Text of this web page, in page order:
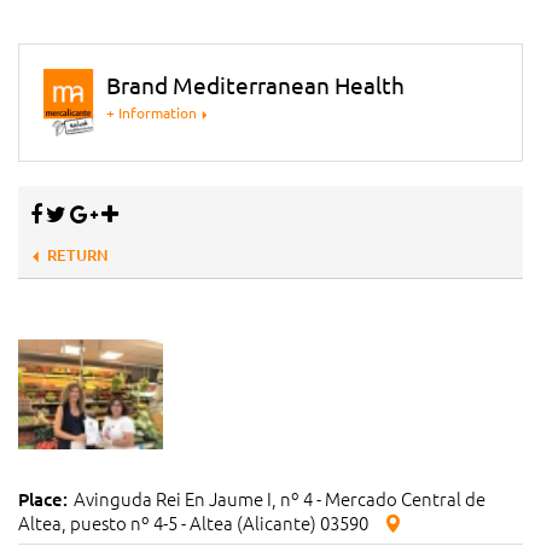
Brand Mediterranean Health
+ Information
RETURN
Place: Avinguda Rei En Jaume I, nº 4 - Mercado Central de
Altea, puesto nº 4-5 - Altea (Alicante) 03590